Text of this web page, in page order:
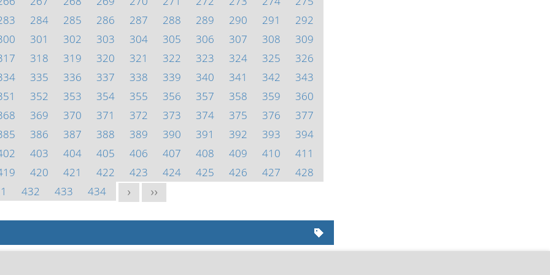
284 285 286 287 288 289 290 291
292
301 302 303 304 305 306 307 308
309
318 319 320 321 322 323 324 325
326
335 336 337 338 339 340 341 342
343
352 353 354 355 356 357 358 359
360
369 370 371 372 373 374 375 376
377
386 387 388 389 390 391 392 393
394
403 404 405 406 407 408 409 410
411
420 421 422 423 424 425 426 427
428
432 433 434 > >>